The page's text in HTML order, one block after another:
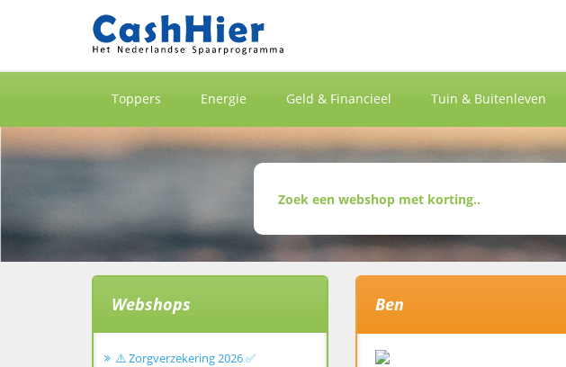
Toppers Energie Geld & Financieel Tuin & Buitenleven
Ben
Webshops
⚠️ Zorgverzekering 2026 ✅